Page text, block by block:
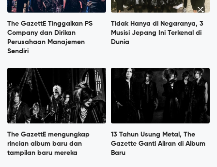
The GazettE Tinggalkan PS
Company dan Dirikan
Perusahaan Manajemen
Sendiri
Tidak Hanya di Negaranya, 3
Musisi Jepang Ini Terkenal di
Dunia
The GazettE mengungkap
rincian album baru dan
tampilan baru mereka
13 Tahun Usung Metal, The
Gazette Ganti Aliran di Album
Baru